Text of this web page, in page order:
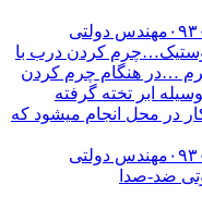
کردن درب با
…در هنگام چرم کردن
ابر تخته گرفته
در محل انجام میشود که
ضد-صدا